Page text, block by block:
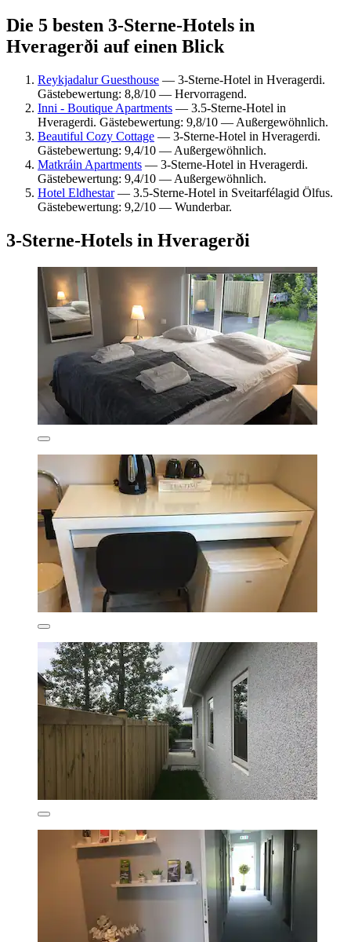
Die 5 besten 3-Sterne-Hotels in
Hveragerði auf einen Blick
Reykjadalur Guesthouse — 3-Sterne-Hotel in Hveragerdi.
Gästebewertung: 8,8/10 — Hervorragend.
Inni - Boutique Apartments — 3.5-Sterne-Hotel in
Hveragerdi. Gästebewertung: 9,8/10 — Außergewöhnlich.
Beautiful Cozy Cottage — 3-Sterne-Hotel in Hveragerdi.
Gästebewertung: 9,4/10 — Außergewöhnlich.
Matkráin Apartments — 3-Sterne-Hotel in Hveragerdi.
Gästebewertung: 9,4/10 — Außergewöhnlich.
Hotel Eldhestar— 3.5-Sterne-Hotel in Sveitarfélagid Ölfus.
Gästebewertung: 9,2/10 — Wunderbar.
3-Sterne-Hotels in Hveragerði